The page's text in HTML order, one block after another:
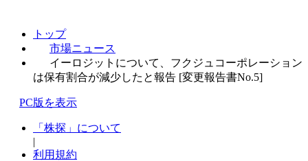
トップ
市場ニュース
イーロジットについて、フクジュコーポレーション
は保有割合が減少したと報告 [変更報告書No.5]
PC版を表示
「株探」について
|
利用規約